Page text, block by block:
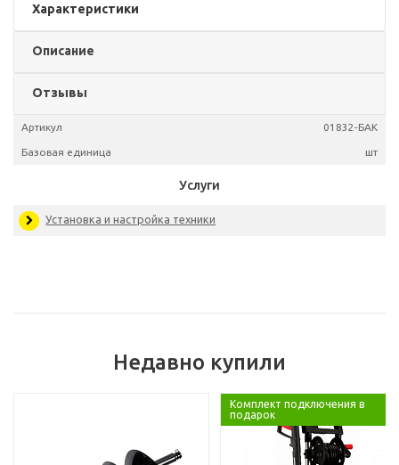
Характеристики
Описание
Отзывы
Установка и настройка техники
Недавно купили
Комплект подключения в
подарок